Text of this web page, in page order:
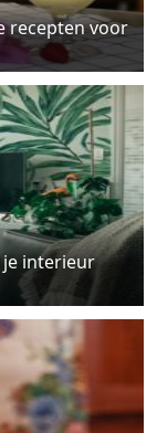
recepten voor
interieur